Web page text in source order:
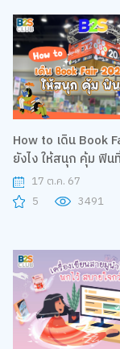
How to เดิน Book
ยังไง ให้สนุก คุ้ม ฟิน
17 ต.ค. 67
5
3491